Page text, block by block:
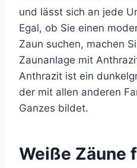
und lässt sich an jede
Egal, ob Sie einen
Zaun suchen, machen
Zaunanlage mit
Anthrazit ist ein
der mit allen anderen
Ganzes bildet.
Weiße Zäune